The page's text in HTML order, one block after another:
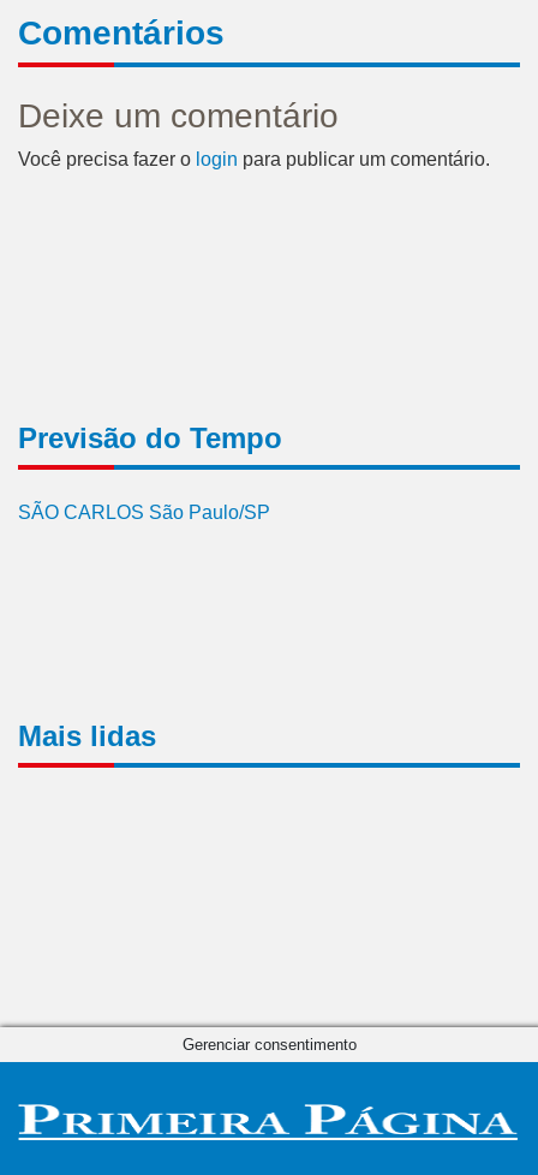
Comentários
Deixe um comentário
Você precisa fazer o login para publicar um comentário.
Previsão do Tempo
SÃO CARLOS São Paulo/SP
Mais lidas
Gerenciar consentimento